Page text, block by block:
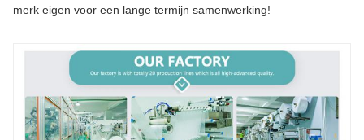
merk eigen voor een lange termijn samenwerking!